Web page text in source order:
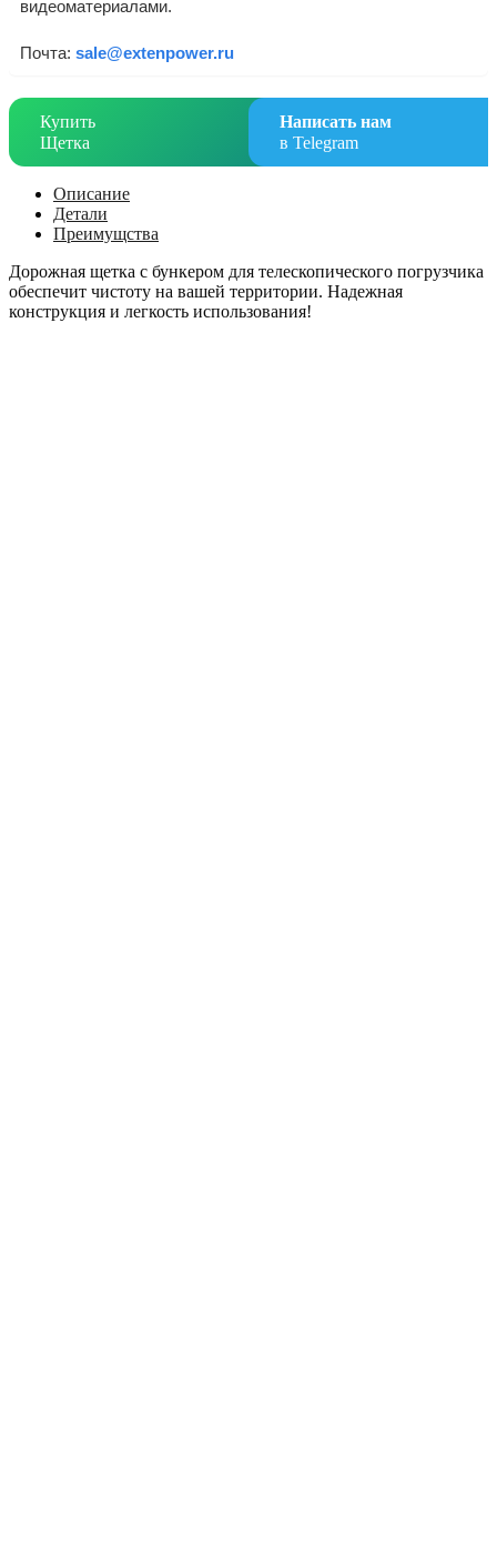
видеоматериалами.
Почта: sale@extenpower.ru
Купить
Щетка
Написать нам
в Telegram
Описание
Детали
Преимущства
Дорожная щетка с бункером для телескопического погрузчика
обеспечит чистоту на вашей территории. Надежная
конструкция и легкость использования!